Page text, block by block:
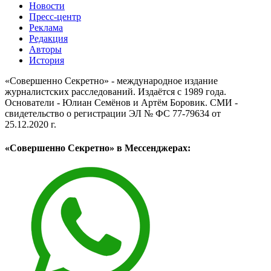
Новости
Пресс-центр
Реклама
Редакция
Авторы
История
«Совершенно Секретно» - международное издание
журналистских расследований. Издаётся с 1989 года.
Основатели - Юлиан Семёнов и Артём Боровик. CМИ -
свидетельство о регистрации ЭЛ № ФС 77-79634 от
25.12.2020 г.
«Совершенно Секретно» в Мессенджерах: